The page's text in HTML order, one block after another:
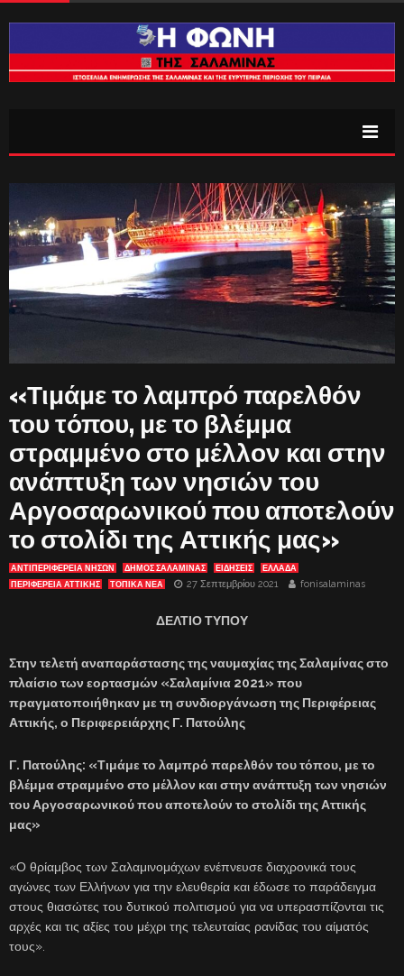
«Τιμάμε το λαμπρό παρελθόν
του τόπου, με το βλέμμα
στραμμένο στο μέλλον και στην
ανάπτυξη των νησιών του
Αργοσαρωνικού που αποτελούν
το στολίδι της Αττικής μας»
ΑΝΤΙΠΕΡΙΦΈΡΕΙΑ ΝΉΣΩΝ ΔΗΜΟΣ ΣΑΛΑΜΙΝΑΣ ΕΙΔΗΣΕΙΣ
ΕΛΛΑΔΑ
ΠΕΡΙΦΕΡΕΙΑ ΑΤΤΙΚΗΣ
ΤΟΠΙΚΑ ΝΕΑ 27 Σεπτεμβρίου 2021 fonisalaminas
ΔΕΛΤΙΟ ΤΥΠΟΥ
Στην τελετή αναπαράστασης της ναυμαχίας της Σαλαμίνας στο
πλαίσιο των εορτασμών «Σαλαμίνια 2021» που
πραγματοποιήθηκαν με τη συνδιοργάνωση της Περιφέρειας
Αττικής, ο Περιφερειάρχης Γ. Πατούλης
Γ. Πατούλης: «Τιμάμε το λαμπρό παρελθόν του τόπου, με το
βλέμμα στραμμένο στο μέλλον και στην ανάπτυξη των νησιών
του Αργοσαρωνικού που αποτελούν το στολίδι της Αττικής
μας»
«Ο θρίαμβος των Σαλαμινομάχων ενέπνευσε διαχρονικά τους
αγώνες των Ελλήνων για την ελευθερία και έδωσε το παράδειγμα
στους θιασώτες του δυτικού πολιτισμού για να υπερασπίζονται τις
αρχές και τις αξίες του μέχρι της τελευταίας ρανίδας του αίματός
τους».